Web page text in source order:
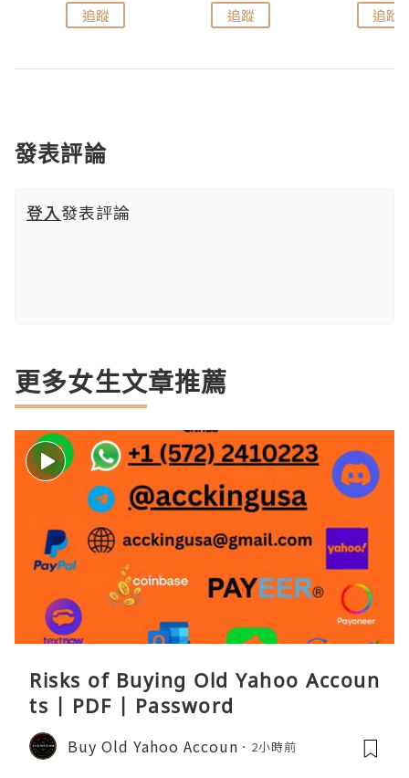
追蹤 追蹤 追蹤
發表評論
登入發表評論
更多女生文章推薦
Risks of Buying Old Yahoo Accoun
ts | PDF | Password
Buy Old Yahoo Accoun 2小時前